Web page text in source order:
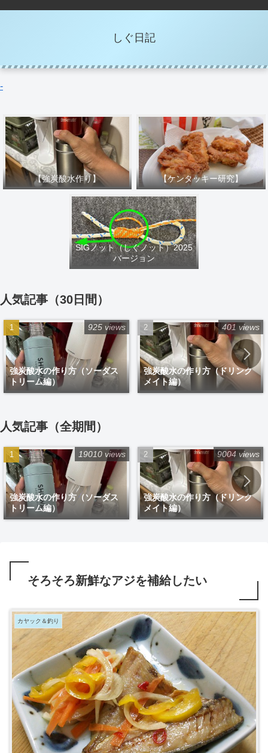
しぐ日記
-
【強炭酸水作り】 【ケンタッキー研究】
SIGノット（しぐノット）2025
バージョン
人気記事（30日間）
強炭酸水の作り方（ソーダス
トリーム編）
925 views
強炭酸水の作り方（ドリンク
メイト編）
401 views
人気記事（全期間）
強炭酸水の作り方（ソーダス
トリーム編）
19010 views
強炭酸水の作り方（ドリンク
メイト編）
9004 views
そろそろ新鮮なアジを補給したい
カヤック＆釣り